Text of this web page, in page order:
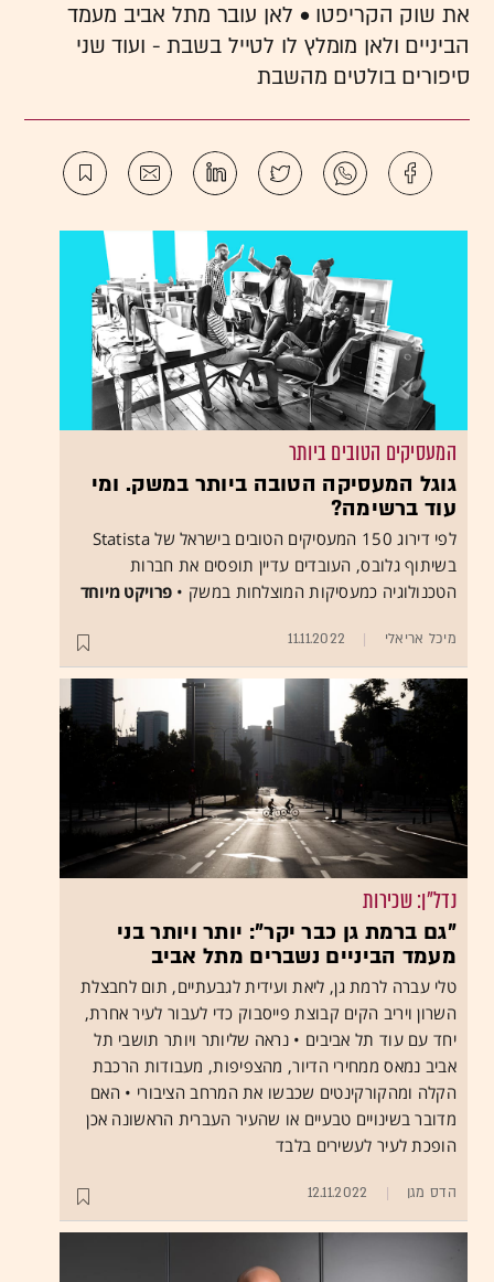
את שוק הקריפטו • לאן עובר מתל אביב מעמד
הביניים ולאן מומלץ לו לטייל בשבת - ועוד שני
סיפורים בולטים מהשבת
המעסיקים הטובים ביותר
גוגל המעסיקה הטובה ביותר במשק. ומי
עוד ברשימה?
לפי דירוג 150 המעסיקים הטובים בישראל של Statista
בשיתוף גלובס, העובדים עדיין תופסים את חברות
הטכנולוגיה כמעסיקות המוצלחות במשק • פרויקט מיוחד
מיכל אריאלי 11.11.2022
נדל"ן: שכירות
"גם ברמת גן כבר יקר": יותר ויותר בני
מעמד הביניים נשברים מתל אביב
טלי עברה לרמת גן, ליאת ועידית לגבעתיים, תום לחבצלת
השרון ויריב הקים קבוצת פייסבוק כדי לעבור לעיר אחרת,
יחד עם עוד תל אביבים • נראה שליותר ויותר תושבי תל
אביב נמאס ממחירי הדיור, מהצפיפות, מעבודות הרכבת
הקלה ומהקורקינטים שכבשו את המרחב הציבורי • האם
מדובר בשינויים טבעיים או שהעיר העברית הראשונה אכן
הופכת לעיר לעשירים בלבד
הדס מגן 12.11.2022